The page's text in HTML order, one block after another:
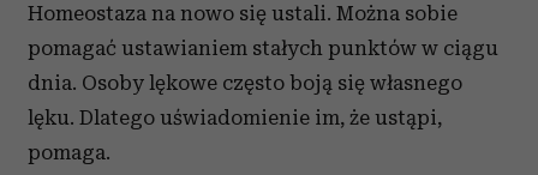
Homeostaza na nowo się ustali. Można sobie
pomagać ustawianiem stałych punktów w ciągu
dnia. Osoby lękowe często boją się własnego
lęku. Dlatego uświadomienie im, że ustąpi,
pomaga.